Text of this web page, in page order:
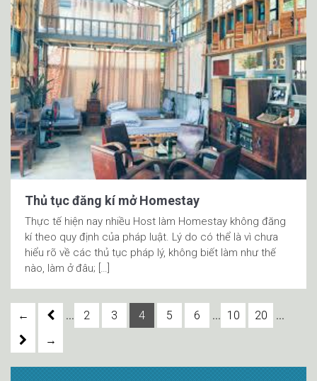
Thủ tục đăng kí mở Homestay
Thực tế hiện nay nhiều Host làm Homestay không đăng
kí theo quy định của pháp luật. Lý do có thể là vì chưa
hiểu rõ về các thủ tục pháp lý, không biết làm như thế
nào, làm ở đâu; […]
← ... 2 3 4 5 6 ... 10 20 ...
→